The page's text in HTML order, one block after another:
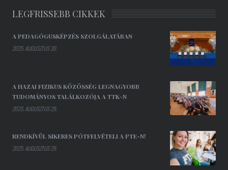
LEGFRISSEBB CIKKEK
A PEDAGÓGUSKÉPZÉS SZOLGÁLATÁBAN
2025. AUGUSZTUS 30.
A HAZAI FIZIKUS KÖZÖSSÉG LEGNAGYOBB
TUDOMÁNYOS TALÁLKOZÓJA A TTK-N
2025. AUGUSZTUS 29.
RENDKÍVÜL SIKERES PÓTFELVÉTELI A PTE-N!
2025. AUGUSZTUS 29.